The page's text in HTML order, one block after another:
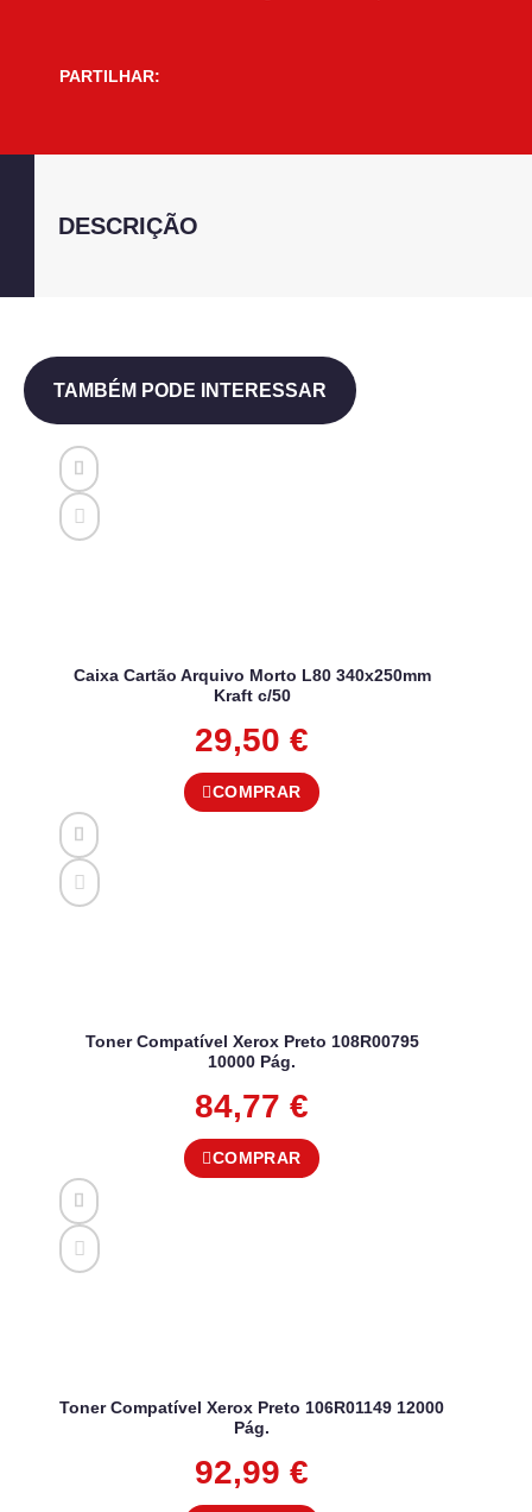
PARTILHAR:
DESCRIÇÃO
TAMBÉM PODE INTERESSAR
Caixa Cartão Arquivo Morto L80 340x250mm
Kraft c/50
29,50 €
COMPRAR
Toner Compatível Xerox Preto 108R00795
10000 Pág.
84,77 €
COMPRAR
Toner Compatível Xerox Preto 106R01149 12000
Pág.
92,99 €